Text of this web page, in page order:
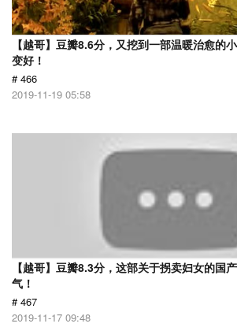
【越哥】豆瓣8.6分，又挖到一部温暖治愈的
变好！
# 466
2019-11-19 05:58
【越哥】豆瓣8.3分，这部关于拐卖妇女的国
气！
# 467
2019-11-17 09:48